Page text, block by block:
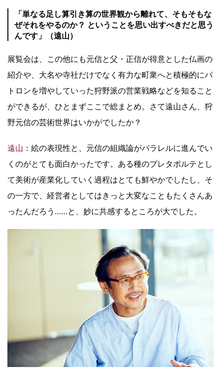
「単なる足し算引き算の世界観から離れて、そもそもな
ぜそれをやるのか？ ということを思い出すべきだと思う
んです」（遠山）
展覧会は、この他にも元信と父・正信が得意とした仏画の
紹介や、大名や寺社だけでなく有力な町衆へと積極的にパ
トロンを増やしていった狩野派の営業戦略などを知ること
ができるが、ひとまずここで総まとめ。さて遠山さん、狩
野元信の芸術世界はいかがでしたか？
遠山 ：絵の表現性と、元信の組織論がパラレルに進んでい
くのがとても面白かったです。ある種のプレタポルテとし
て美術が産業化していく過程はとても鮮やかでしたし、そ
の一方で、経営者としてはきっと大変なこともたくさんあ
ったんだろう……と、妙に共感するところが大でした。